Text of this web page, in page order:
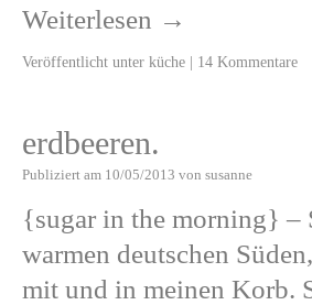
Weiterlesen →
Veröffentlicht unter küche | 14 Kommentare
erdbeeren.
Publiziert am 10/05/2013 von susanne
{sugar in the morning} –
warmen deutschen
mit und in meinen Korb.